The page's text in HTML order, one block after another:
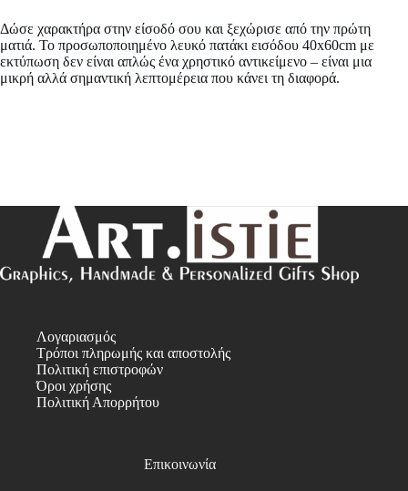
Δώσε χαρακτήρα στην είσοδό σου και ξεχώρισε από την πρώτη
ματιά. Το προσωποποιημένο λευκό πατάκι εισόδου 40x60cm με
εκτύπωση δεν είναι απλώς ένα χρηστικό αντικείμενο – είναι μια
μικρή αλλά σημαντική λεπτομέρεια που κάνει τη διαφορά.
Λογαριασμός
Τρόποι πληρωμής και αποστολής
Πολιτική επιστροφών
Όροι χρήσης
Πολιτική Απορρήτου
Επικοινωνία